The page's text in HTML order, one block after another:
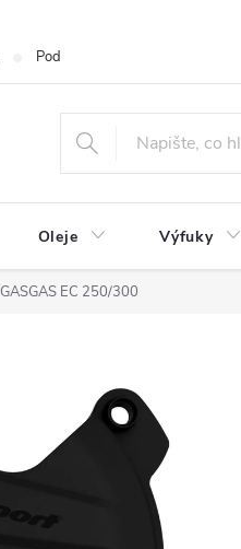
Podmínky ochrany osobních údajů
Oleje Výfuky
EC 250/300